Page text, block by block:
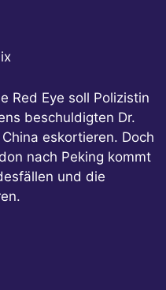
Red Eye soll Polizistin
beschuldigten Dr.
eskortieren. Doch
nach Peking kommt
und die